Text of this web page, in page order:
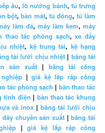
âu,lò nướng bánh, tủ trưng
bột,bàn mát, tủ đông, tủ làm
làm đá, máy làm kem, máy
thao tác phòng sạch,xe đẩy
nhiệt, kệ trung tải, kệ hạng
tải lưới chịu nhiệt| băng tải
sản xuất | băng tải công
|giá kệ lắp ráp công
tác phòng sạch | bàn thao tác
tĩnh điện | bàn thao tác khung
và inox |băng tải lưới chịu
dây chuyền sản xuất |băng tải
|giá kệ lắp ráp công